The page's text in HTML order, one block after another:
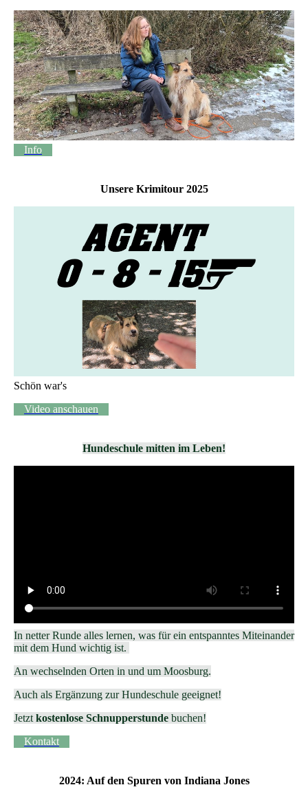
Info
Unsere Krimitour 2025
Schön war's
Video anschauen
Hundeschule mitten im Leben!
In netter Runde alles lernen, was für ein entspanntes Miteinander
mit dem Hund wichtig ist.
An wechselnden Orten in und um Moosburg.
Auch als Ergänzung zur Hundeschule geeignet!
Jetztkostenlose Schnupperstunde buchen!
Kontakt
2024: Auf den Spuren von Indiana Jones